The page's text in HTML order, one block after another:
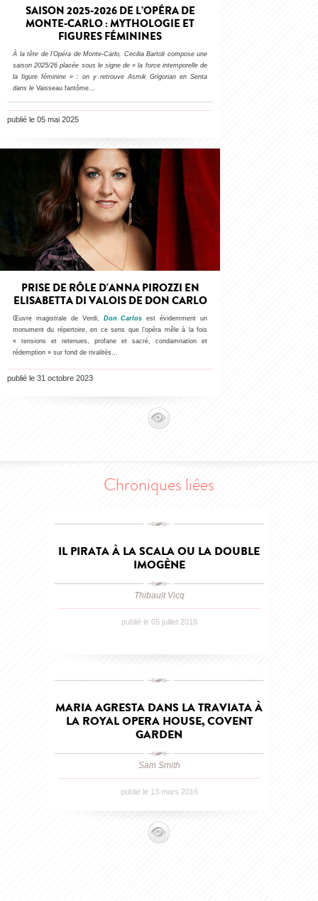
SAISON 2025-2026 DE L’OPÉRA DE
MONTE-CARLO : MYTHOLOGIE ET
FIGURES FÉMININES
À la tête de l’Opéra de Monte-Carlo, Cecilia Bartoli compose une
saison 2025/26 placée sous le signe de « la force intemporelle de
la figure féminine » : on y retrouve Asmik Grigorian en Senta
dans le Vaisseau fantôme…
publié le 05 mai 2025
PRISE DE RÔLE D'ANNA PIROZZI EN
ELISABETTA DI VALOIS DE DON CARLO
Œuvre magistrale de Verdi, Don Carlos est évidemment un
monument du répertoire, en ce sens que l’opéra mêle à la fois
« tensions et retenues, profane et sacré, condamnation et
rédemption » sur fond de rivalités…
publié le 31 octobre 2023
Chroniques liées
IL PIRATA À LA SCALA OU LA DOUBLE
IMOGÈNE
Thibault Vicq
publié le 05 juillet 2018
MARIA AGRESTA DANS LA TRAVIATA À
LA ROYAL OPERA HOUSE, COVENT
GARDEN
Sam Smith
publié le 13 mars 2016